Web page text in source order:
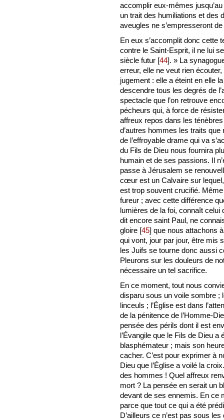
accomplir eux-mêmes
un trait des humiliations et des
aveugles ne s’empresseront
En eux s’accomplit donc cette
contre le Saint-Esprit, il ne lui
siècle futur [44]. » La
erreur, elle ne veut rien
jugement : elle a éteint en elle
descendre tous les degrés de
spectacle que l’on retrouve
pécheurs qui, à force de
affreux repos dans les
d’autres hommes les traits
de l’effroyable drame qui va
du Fils de Dieu nous fournira
humain et de ses passions. Il
passe à Jérusalem se
cœur est un Calvaire sur
est trop souvent crucifié.
fureur ; avec cette différence
lumières de la foi, connaît celui
dit encore saint Paul, ne
gloire [45] que nous attachons
qui vont, jour par jour, être mis
les Juifs se tourne donc aussi
Pleurons sur les douleurs de
nécessaire un tel sacrifice.
En ce moment, tout nous
disparu sous un voile sombre ;
linceuls ; l’Église est dans
de la pénitence de l’Homme-
pensée des périls dont il est
l’Évangile que le Fils de Dieu a
blasphémateur ; mais son
cacher. C’est pour exprimer à
Dieu que l’Église a voilé la
des hommes ! Quel affreux
mort ? La pensée en serait un
devant de ses ennemis. En ce
parce que tout ce qui a été
D’ailleurs ce n’est pas sous